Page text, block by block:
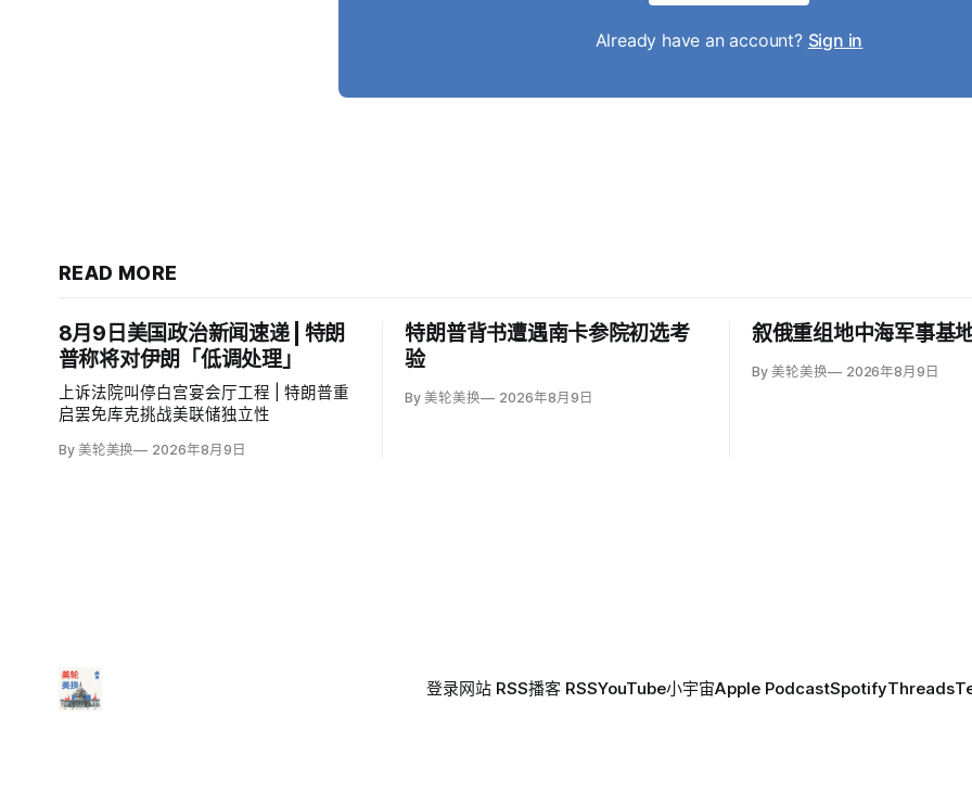
Already have an account? Sign in
READ MORE
8月9日美国政治新闻速递 | 特朗
普称将对伊朗「低调处理」
上诉法院叫停白宫宴会厅工程 | 特朗普重
启罢免库克挑战美联储独立性
By 美轮美换 2026年8月9日
特朗普背书遭遇南卡参院初选考
验
By 美轮美换 2026年8月9日
叙俄重组地中海军事基
By 美轮美换 2026年8月9日
登录网站 RSS播客 RSSYouTube小宇宙Apple PodcastSpotifyThreads